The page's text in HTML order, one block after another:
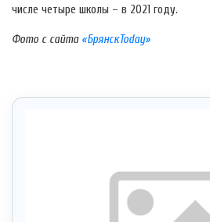
числе четыре школы – в 2021 году.
Фото с сайта «БрянскToday»